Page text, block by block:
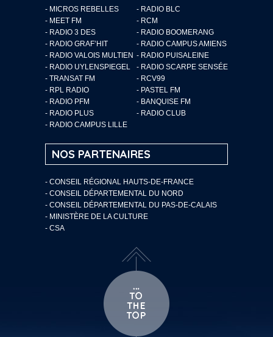
- MICROS REBELLES
- RADIO BLC
- MEET FM
- RCM
- RADIO 3 DES
- RADIO BOOMERANG
- RADIO GRAF’HIT
- RADIO CAMPUS AMIENS
- RADIO VALOIS MULTIEN - RADIO PUISALEINE
- RADIO UYLENSPIEGEL
- RADIO SCARPE SENSÉE
- TRANSAT FM
- RCV99
- RPL RADIO
- PASTEL FM
- RADIO PFM
- BANQUISE FM
- RADIO PLUS
- RADIO CLUB
- RADIO CAMPUS LILLE
NOS PARTENAIRES
- CONSEIL RÉGIONAL HAUTS-DE-FRANCE
- CONSEIL DÉPARTEMENTAL DU NORD
- CONSEIL DÉPARTEMENTAL DU PAS-DE-CALAIS
- MINISTÈRE DE LA CULTURE
- CSA